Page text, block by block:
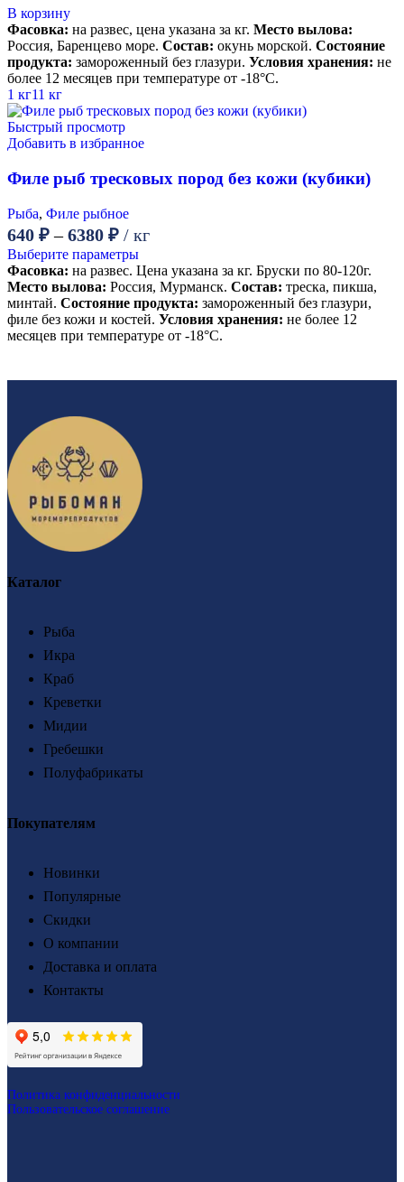
В корзину
Фасовка: на развес, цена указана за кг. Место вылова:
Россия, Баренцево море. Состав: окунь морской. Состояние
продукта: замороженный без глазури. Условия хранения: не
более 12 месяцев при температуре от -18°С.
1 кг11 кг
Быстрый просмотр
Добавить в избранное
Филе рыб тресковых пород без кожи (кубики)
Рыба, Филе рыбное
640 ₽ – 6380 ₽ / кг
Выберите параметры
Фасовка: на развес. Цена указана за кг. Бруски по 80-120г.
Место вылова: Россия, Мурманск. Состав: треска, пикша,
минтай. Состояние продукта: замороженный без глазури,
филе без кожи и костей. Условия хранения: не более 12
месяцев при температуре от -18°С.
Каталог
Рыба
Икра
Краб
Креветки
Мидии
Гребешки
Полуфабрикаты
Покупателям
Новинки
Популярные
Скидки
О компании
Доставка и оплата
Контакты
Политика конфиденциальности
Пользовательское соглашение